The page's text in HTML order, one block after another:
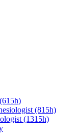
(815h)
(1315h)